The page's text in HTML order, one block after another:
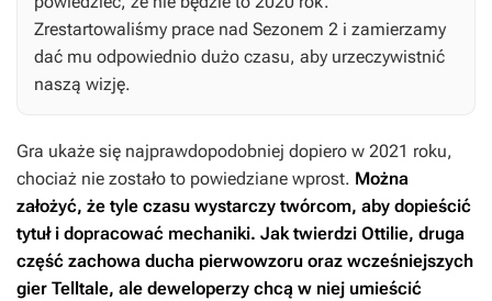
Zrestartowaliśmy prace nad Sezonem 2 i zamierzamy
dać mu odpowiednio dużo czasu, aby urzeczywistnić
naszą wizję.
Gra ukaże się najprawdopodobniej dopiero w 2021 roku,
chociaż nie zostało to powiedziane wprost. Można
założyć, że tyle czasu wystarczy twórcom, aby dopieścić
tytuł i dopracować mechaniki. Jak twierdzi Ottilie, druga
część zachowa ducha pierwowzoru oraz wcześniejszych
gier Telltale, ale deweloperzy chcą w niej umieścić